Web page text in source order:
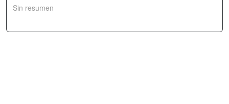
Sin resumen